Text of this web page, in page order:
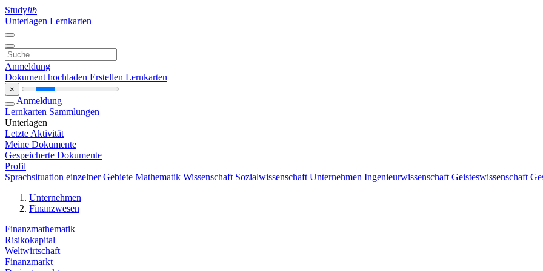
Studylib
Unterlagen Lernkarten
Anmeldung
Dokument hochladen Erstellen Lernkarten
×
Anmeldung
Lernkarten Sammlungen
Unterlagen
Letzte Aktivität
Meine Dokumente
Gespeicherte Dokumente
Profil
Sprachsituation einzelner Gebiete Mathematik Wissenschaft Sozialwissenschaft Unternehmen Ingenieurwissenschaft Geisteswissenschaft
Unternehmen
Finanzwesen
Finanzmathematik
Risikokapital
Weltwirtschaft
Finanzmarkt